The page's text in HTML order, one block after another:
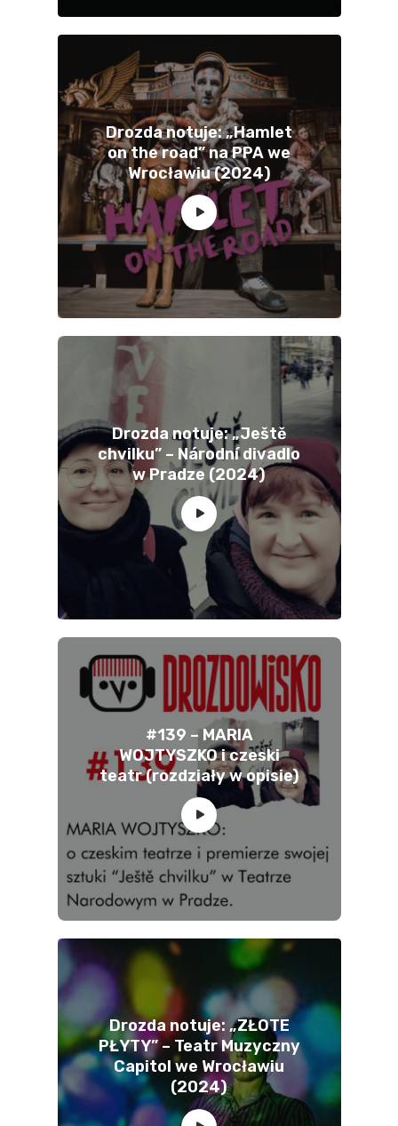
Drozda notuje: „Hamlet
on the road” na PPA we
Wrocławiu (2024)
Drozda notuje: „Ještě
chvilku” – Národní divadlo
w Pradze (2024)
#139 – MARIA
WOJTYSZKO i czeski
teatr (rozdziały w opisie)
Drozda notuje: „ZŁOTE
PŁYTY” – Teatr Muzyczny
Capitol we Wrocławiu
(2024)